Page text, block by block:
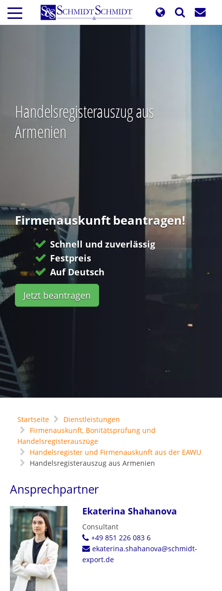
Direkt
zum
Inhalt
Handelsregisterauszug aus
Armenien
Firmenauskunft beantragen!
Schnell und zuverlässig
Festpreis
Auf Deutsch
Jetzt beantragen
Startseite
Dienstleistungen
Firmenauskunft, Bonitätsprüfung und
Handelsregisterauszüge
Handelsregister und Firmenauskunft aus der EAWU
Handelsregisterauszug aus Armenien
Ansprechpartner
Ekaterina Shahanova
Consultant
+49 851 226 083 6
ekaterina.shahanova@schmidt-
export.de